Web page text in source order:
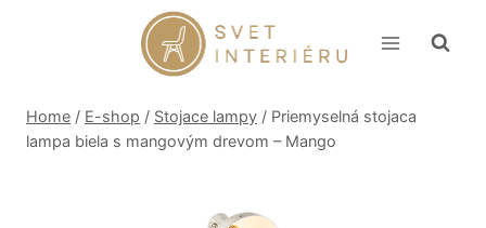
Home / E-shop / Stojace lampy / Priemyselná stojaca
lampa biela s mangovým drevom – Mango